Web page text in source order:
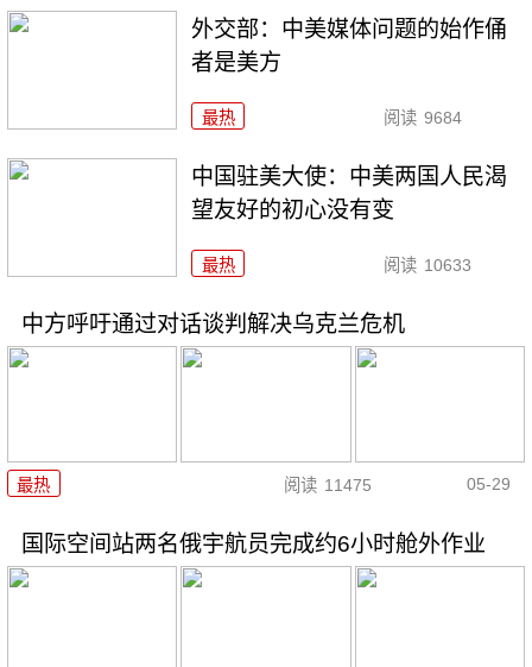
外交部：中美媒体问题的始作俑
者是美方
最热 阅读 9684
中国驻美大使：中美两国人民渴
望友好的初心没有变
最热 阅读 10633
中方呼吁通过对话谈判解决乌克兰危机
最热 阅读 11475 05-29
国际空间站两名俄宇航员完成约6小时舱外作业